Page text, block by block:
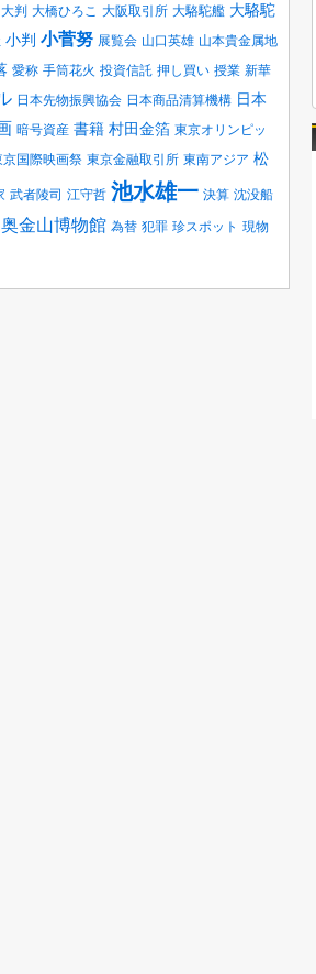
大判 大橋ひろこ 大阪取引所 大駱駝艦 大駱駝
小判 小菅努 展覧会 山口英雄 山本貴金属地
愛称 手筒花火 投資信託 押し買い 授業 新華
日本先物振興協会 日本商品清算機構 日本
暗号資産 書籍 村田金箔 東京オリンピッ
京国際映画祭 東京金融取引所 東南アジア 松
武者陵司 江守哲 池水雄一 決算 沈没船
金山博物館 為替 犯罪 珍スポット 現物